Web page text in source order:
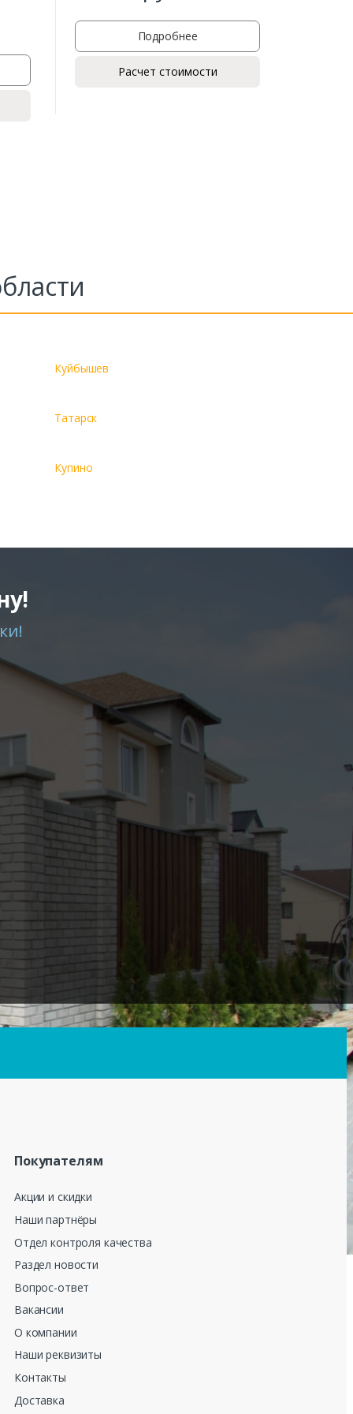
Подробнее
Расчет стоимости
Куйбышев
Татарск
Купино
Покупателям
Акции и скидки
Наши партнёры
Отдел контроля качества
Раздел новости
Вопрос-ответ
Вакансии
О компании
Наши реквизиты
Контакты
Доставка